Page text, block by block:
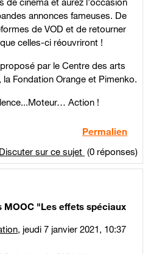
annonces fameuses. De
de VOD et de retourner
celles-ci réouvriront !
par le Centre des arts
la Fondation Orange et Pimenko.
Action !
Permalien
Discuter sur ce sujet (0 réponses)
"Les effets spéciaux
, jeudi 7 janvier 2021, 10:37